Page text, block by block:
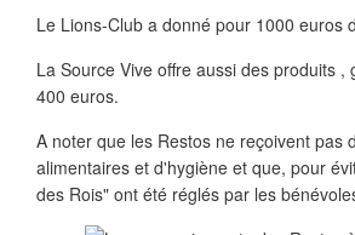
Le Lions-Club a donné pour 1000 euros
La Source Vive offre aussi des produits
400 euros.
A noter que les Restos ne reçoivent
alimentaires et d'hygiène et que, pour
des Rois" ont été réglés par les